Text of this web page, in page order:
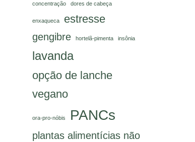
concentração dores de cabeça
enxaqueca estresse
gengibre hortelã-pimenta insônia
lavanda
opção de lanche
vegano
ora-pro-nóbis PANCs
plantas alimentícias não